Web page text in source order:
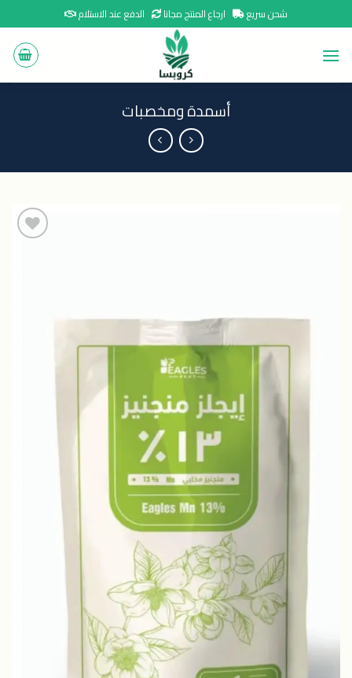
to
content
شحن سريع ارجاع المنتج مجانا الدفع عند الاستلام
أسمدة ومخصبات